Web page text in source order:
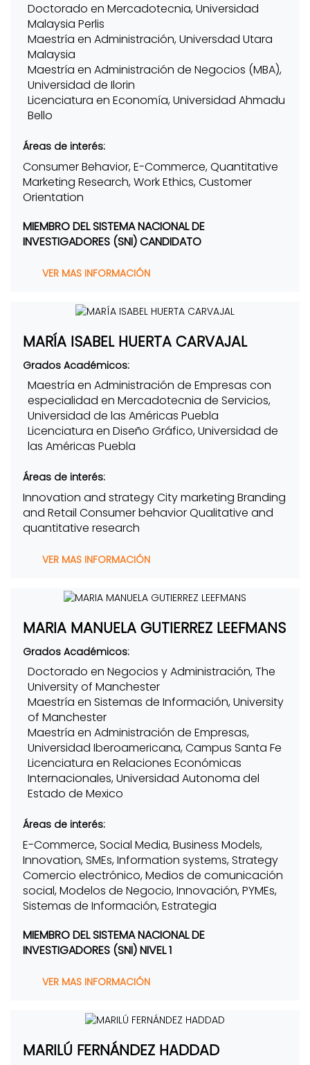
Doctorado en Mercadotecnia, Universidad
Malaysia Perlis
Maestría en Administración, Universdad Utara
Malaysia
Maestría en Administración de Negocios (MBA),
Universidad de Ilorin
Licenciatura en Economía, Universidad Ahmadu
Bello
Áreas de interés:
Consumer Behavior, E-Commerce, Quantitative
Marketing Research, Work Ethics, Customer
Orientation
MIEMBRO DEL SISTEMA NACIONAL DE
INVESTIGADORES (SNI) CANDIDATO
VER MAS INFORMACIÓN
MARÍA ISABEL HUERTA CARVAJAL
Grados Académicos:
Maestría en Administración de Empresas con
especialidad en Mercadotecnia de Servicios,
Universidad de las Américas Puebla
Licenciatura en Diseño Gráfico, Universidad de
las Américas Puebla
Áreas de interés:
Innovation and strategy City marketing Branding
and Retail Consumer behavior Qualitative and
quantitative research
VER MAS INFORMACIÓN
MARIA MANUELA GUTIERREZ LEEFMANS
Grados Académicos:
Doctorado en Negocios y Administración, The
University of Manchester
Maestría en Sistemas de Información, University
of Manchester
Maestría en Administración de Empresas,
Universidad Iberoamericana, Campus Santa Fe
Licenciatura en Relaciones Económicas
Internacionales, Universidad Autonoma del
Estado de Mexico
Áreas de interés:
E-Commerce, Social Media, Business Models,
Innovation, SMEs, Information systems, Strategy
Comercio electrónico, Medios de comunicación
social, Modelos de Negocio, Innovación, PYMEs,
Sistemas de Información, Estrategia
MIEMBRO DEL SISTEMA NACIONAL DE
INVESTIGADORES (SNI) NIVEL 1
VER MAS INFORMACIÓN
MARILÚ FERNÁNDEZ HADDAD